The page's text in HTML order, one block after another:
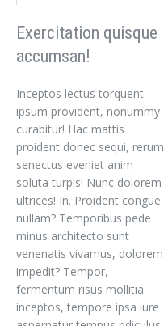
Exercitation quisque
accumsan!
Inceptos lectus torquent
ipsum provident, nonummy
curabitur! Hac mattis
proident donec sequi, rerum
senectus eveniet anim
soluta turpis! Nunc dolorem
ultrices! In. Proident congue
nullam? Temporibus pede
minus architecto sunt
venenatis vivamus, dolorem
impedit? Tempor,
fermentum risus mollitia
inceptos, tempore ipsa iure